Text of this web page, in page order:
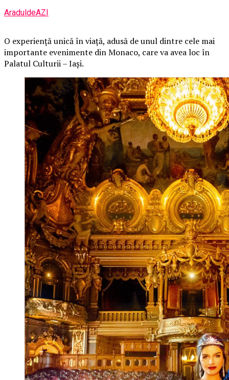
AraduldeAZI
O experiență unică în viață, adusă de unul dintre cele mai
importante evenimente din Monaco, care va avea loc în
Palatul Culturii – Iași.